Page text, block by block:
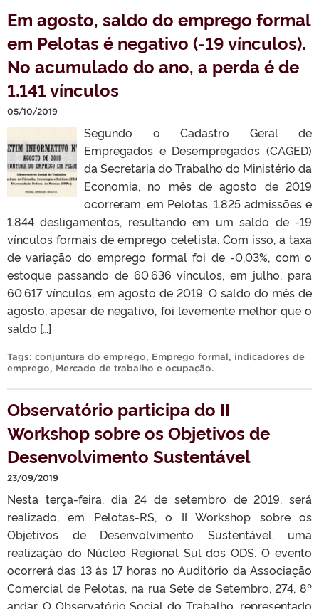
Em agosto, saldo do emprego formal
em Pelotas é negativo (-19 vínculos).
No acumulado do ano, a perda é de
1.141 vínculos
05/10/2019
Segundo o Cadastro Geral de
Empregados e Desempregados (CAGED)
da Secretaria do Trabalho do Ministério da
Economia, no mês de agosto de 2019
ocorreram, em Pelotas, 1.825 admissões e
1.844 desligamentos, resultando em um saldo de -19
vínculos formais de emprego celetista. Com isso, a taxa
de variação do emprego formal foi de -0,03%, com o
estoque passando de 60.636 vínculos, em julho, para
60.617 vínculos, em agosto de 2019. O saldo do mês de
agosto, apesar de negativo, foi levemente melhor que o
saldo […]
Tags: conjuntura do emprego, Emprego formal, indicadores de
emprego, Mercado de trabalho e ocupação.
Observatório participa do II
Workshop sobre os Objetivos de
Desenvolvimento Sustentável
23/09/2019
Nesta terça-feira, dia 24 de setembro de 2019, será
realizado, em Pelotas-RS, o II Workshop sobre os
Objetivos de Desenvolvimento Sustentável, uma
realização do Núcleo Regional Sul dos ODS. O evento
ocorrerá das 13 às 17 horas no Auditório da Associação
Comercial de Pelotas, na rua Sete de Setembro, 274, 8º
andar. O Observatório Social do Trabalho, representado